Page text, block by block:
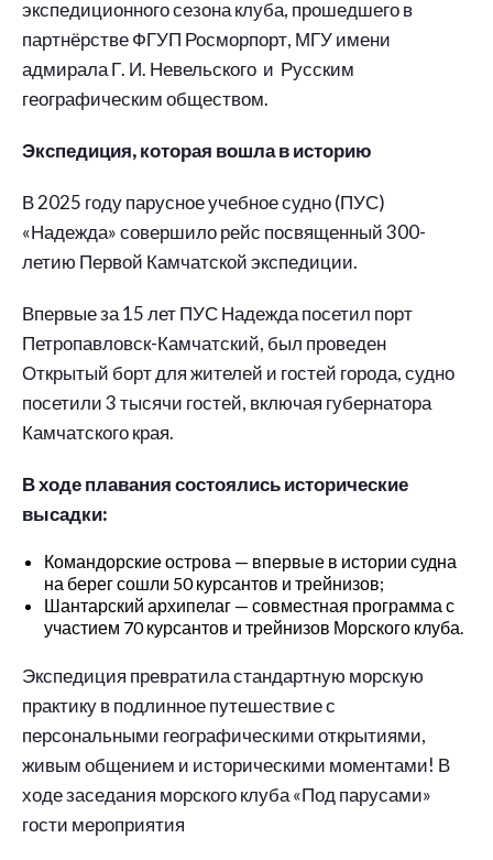
экспедиционного сезона клуба, прошедшего в
партнёрстве ФГУП Росморпорт, МГУ имени
адмирала Г. И. Невельского и Русским
географическим обществом.
Экспедиция, которая вошла в историю
В 2025 году парусное учебное судно (ПУС)
«Надежда» совершило рейс посвященный 300-
летию Первой Камчатской экспедиции.
Впервые за 15 лет ПУС Надежда посетил порт
Петропавловск-Камчатский, был проведен
Открытый борт для жителей и гостей города, судно
посетили 3 тысячи гостей, включая губернатора
Камчатского края.
В ходе плавания состоялись исторические
высадки:
Командорские острова — впервые в истории судна
на берег сошли 50 курсантов и трейнизов;
Шантарский архипелаг — совместная программа с
участием 70 курсантов и трейнизов Морского клуба.
Экспедиция превратила стандартную морскую
практику в подлинное путешествие с
персональными географическими открытиями,
живым общением и историческими моментами! В
ходе заседания морского клуба «Под парусами»
гости мероприятия